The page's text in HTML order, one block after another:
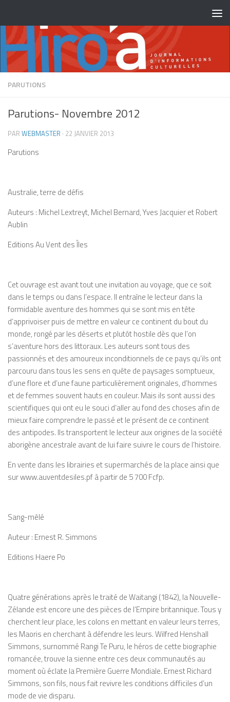
PARUTIONS
Parutions- Novembre 2012
PAR WEBMASTER · 22 JANVIER 2013
Parutions
Australie, terre de défis
Auteurs : Michel Lextreyt, Michel Bernard, Yves Jacquier et Robert
Aublin
Editions Au Vent des Îles
Cet ouvrage est avant tout une invitation au voyage, que ce soit
dans le temps ou dans l’espace. Il entraîne le lecteur dans la
formidable aventure des hommes qui se sont mis en tête
d’apprivoiser puis de mettre en valeur ce continent du bout du
monde, rongé par les déserts et plutôt hostile dès que l’on
s’aventure hors des littoraux. Les auteurs sont tous des
passionnés et des amoureux inconditionnels de ce pays qu’ils ont
parcouru dans tous les sens en quête de paysages somptueux,
d’une flore et d’une faune particulièrement originales, d’hommes
et de femmes souvent hauts en couleur. Mais ils sont aussi des
scientifiques qui ont eu le souci d’aller au fond des choses afin de
mieux faire comprendre le passé et le présent de ce continent
des antipodes. Ils transportent le lecteur aux origines de la société
aborigène ancestrale avant de lui faire suivre le cours de l’histoire.
En vente dans les librairies et supermarchés de la place ainsi que
sur www.auventdesiles.pf à partir de 5 700 Fcfp.
Sang-mêlé
Auteur : Ernest R. Simmons
Editions Haere Po
Quatre générations après le traité de Waitangi (1842), la Nouvelle-
Zélande est encore une des pièces de l’Empire britannique. Tous y
cherchent leur place, les colons en mettant en valeur leurs terres,
les Maoris en cherchant à défendre les leurs. Wilfred Henshall
Simmons, surnommé Rangi Te Puru, le héros de cette biographie
romancée, trouve la sienne entre ces deux communautés au
moment où éclate la Première Guerre Mondiale. Ernest Richard
Simmons, son fils, nous fait revivre les conditions difficiles d’un
mode de vie disparu.